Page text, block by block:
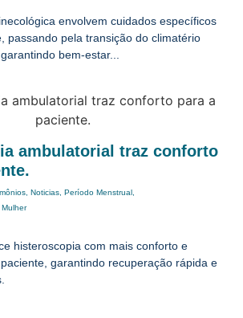
envolvem cuidados específicos
passando pela transição do climatério
bem-estar...
ambulatorial traz conforto
Noticias Período Menstrual
histeroscopia com mais conforto e
garantindo recuperação rápida e